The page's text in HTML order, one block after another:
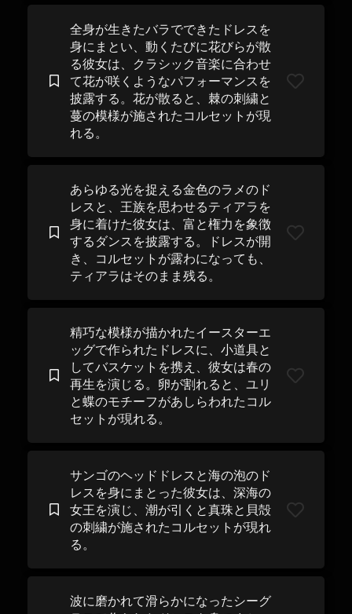
全身が生きたバラでできたドレスを
身にまとい、動くたびに花びらが散
る彼女は、クラシック音楽に合わせ
て花が咲くようなパフォーマンスを
披露する。花が散ると、棘の刺繍と
蔓の模様が施されたコルセットが現
れる。
あらゆる光を捉える金色のラメのド
レスと、王族を思わせるティアラを
身に着けた彼女は、富と権力を象徴
するダンスを披露する。ドレスが開
き、コルセットが露わになっても、
ティアラはそのまま残る。
精巧な模様が描かれたイースターエ
ッグで作られたドレスに、小道具と
してバスケットを携え、彼女は春の
再生を演じる。卵が割れると、ユリ
と蝶のモチーフがあしらわれたコル
セットが現れる。
サンゴのヘッドドレスと海の泡のド
レスを身にまとった彼女は、深海の
女王を演じ、潮が引くと真珠と貝殻
の刺繍が施されたコルセットが現れ
る。
波に磨かれて滑らかになったシーグ